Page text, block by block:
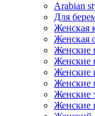
Arabian
Для
Женская
Женская
Женские
Женские
Женские
Женские
Женские
Женские